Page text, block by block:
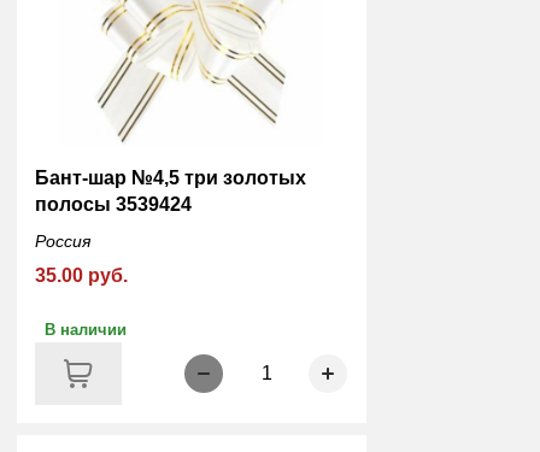
Бант-шар №4,5 три золотых
полосы 3539424
Россия
35.00 руб.
В наличии
1